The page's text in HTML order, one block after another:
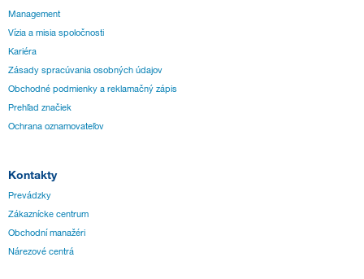
Management
Vízia a misia spoločnosti
Kariéra
Zásady spracúvania osobných údajov
Obchodné podmienky a reklamačný zápis
Prehľad značiek
Ochrana oznamovateľov
Kontakty
Prevádzky
Zákaznícke centrum
Obchodní manažéri
Nárezové centrá